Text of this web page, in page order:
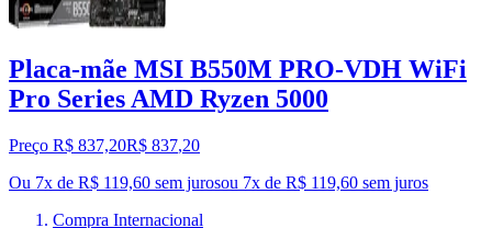
Placa-mãe MSI B550M PRO-VDH WiFi
Pro Series AMD Ryzen 5000
Preço R$ 837,20R$ 837,20
Ou 7x de R$ 119,60 sem jurosou 7x de R$ 119,60 sem juros
Compra Internacional